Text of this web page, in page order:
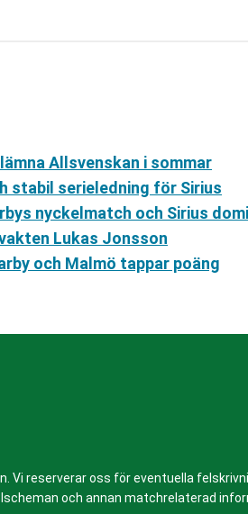
Allsvenskan i sommar
stabil serieledning för Sirius
nyckelmatch och Sirius
Lukas Jonsson
och Malmö tappar poäng
Vi reserverar oss för eventuella
och annan matchrelaterad